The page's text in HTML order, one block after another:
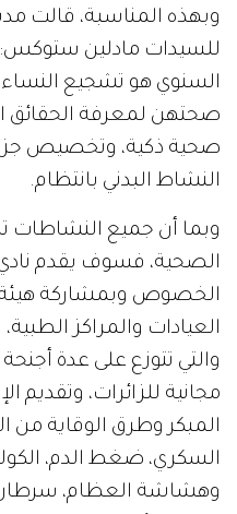
وبهذه المناسبة، قالت
للسيدات مادلين ستوكس:
السنوي هو تشجيع النساء
صحتهن لمعرفة الحقائق
صحية ذكية، وتخصيص
النشاط البدني بانتظام.
وبما أن جميع النشاطات
الصحية، فسوف يقدم
الخصوص وبمشاركة
العيادات والمراكز
والتي تتوزع على عدة
مجانية للزائرات،
المبكر وطرق الوقاية
السكري، ضغط الدم،
وهشاشة العظام، سرطان